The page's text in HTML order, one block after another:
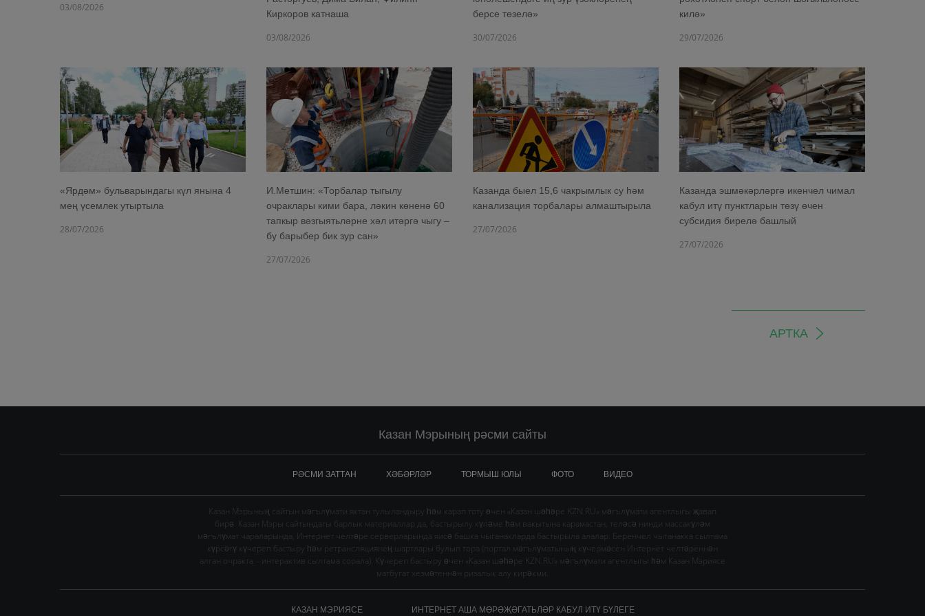
03/08/2026
Киркоров катнаша
03/08/2026
берсе төзелә»
30/07/2026
килә»
29/07/2026
«Ярдәм» бульварындагы күл янына 4
мең үсемлек утыртыла
28/07/2026
И.Метшин: «Торбалар тыгылу
очраклары кими бара, ләкин көненә 60
тапкыр вәзгыятьләрне хәл итәргә чыгу –
бу барыбер бик зур сан»
27/07/2026
Казанда быел 15,6 чакрымлык су һәм
канализация торбалары алмаштырыла
27/07/2026
Казанда эшмәкәрләргә икенчел чимал
кабул итү пунктларын төзү өчен
субсидия бирелә башлый
27/07/2026
АРТКА
Казан Мэрының рәсми сайты
РӘСМИ ЗАТТАН ХӘБӘРЛӘР ТОРМЫШ ЮЛЫ ФОТО ВИДЕО
Казан Мэрының сайтын мәгълүмати яктан тулыландыру һәм карап тоту өчен «Казан шәһәре KZN.RU» мәгълүмати агентлыгы җавап
бирә. Казан Мэры сайтындагы барлык материаллар да, бастырылу күләме һәм вакытына карамастан, теләсә нинди массакүләм
мәгълүмат чараларында, Интернет челтәре серверларында яисә башка чыганакларда бастырыла алалар. Беренчел чыганакка сылтама
күрсәтү күчереп бастыру һәм ретрансляциянең шартлары булып тора (портал мәгълүматының күчермәсен Интернет челтәреннән
алган очракта – интерактив сылтама сорала). Күчереп бастыру өчен «Казан шәһәре KZN.RU» мәгълүмати агентлыгы һәм Казан Мэриясе
матбугат хезмәтеннән ризалык алу кирәкми.
КАЗАН МЭРИЯСЕ ИНТЕРНЕТ АША МӨРӘҖӘГАТЬЛӘР КАБУЛ ИТҮ БҮЛЕГЕ